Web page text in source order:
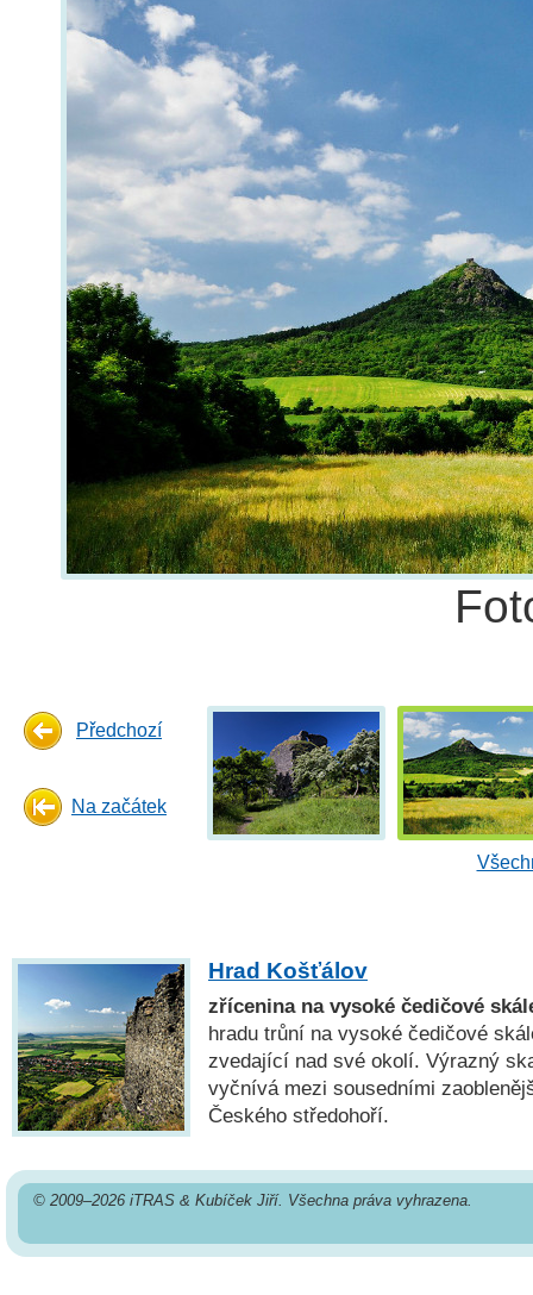
Předchozí
Na začátek
Hrad Košťálov
zřícenina na vysoké čedičové
hradu trůní na vysoké čedičové
zvedající nad své okolí. Výrazný
vyčnívá mezi sousedními
Českého středohoří.
© 2009–2026 iTRAS & Kubíček Jiří. Všechna práva vyhrazena.